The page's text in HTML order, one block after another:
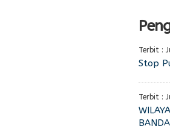
Terbit :
Stop
Terbit :